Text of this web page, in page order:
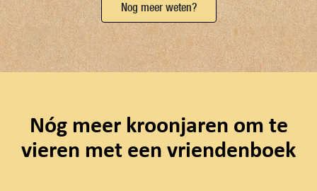
Nog meer weten?
Nóg meer kroonjaren om te
vieren met een vriendenboek